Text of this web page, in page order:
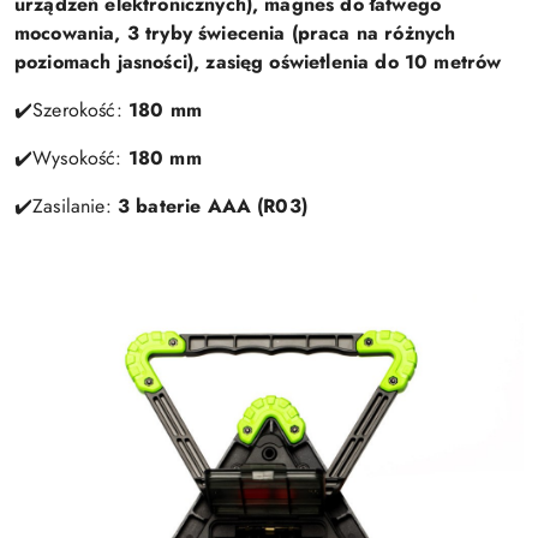
mocowania, 3 tryby świecenia (praca na różnych
poziomach jasności), zasięg oświetlenia do 10 metrów
✔️Szerokość: 180 mm
✔️Wysokość: 180 mm
✔️Zasilanie: 3 baterie AAA (R03)